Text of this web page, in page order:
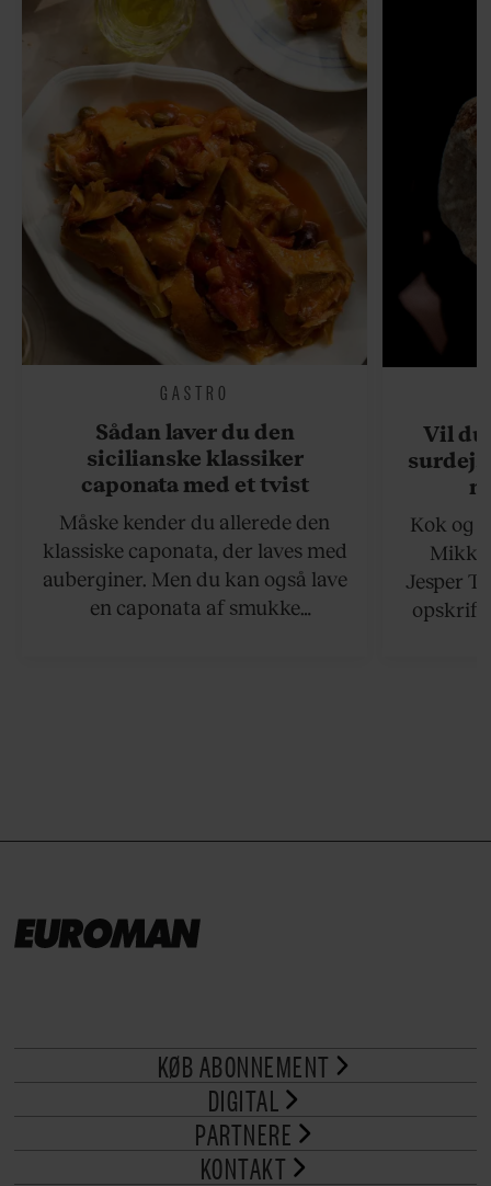
GASTRO
Sådan laver du den
sicilianske klassiker
caponata med et tvist
Måske kender du allerede den
klassiske caponata, der laves med
auberginer. Men du kan også lave
en caponata af smukke
Vil du
Kok og
Jesper
opskrift
KØB ABONNEMENT
DIGITAL
PARTNERE
KONTAKT